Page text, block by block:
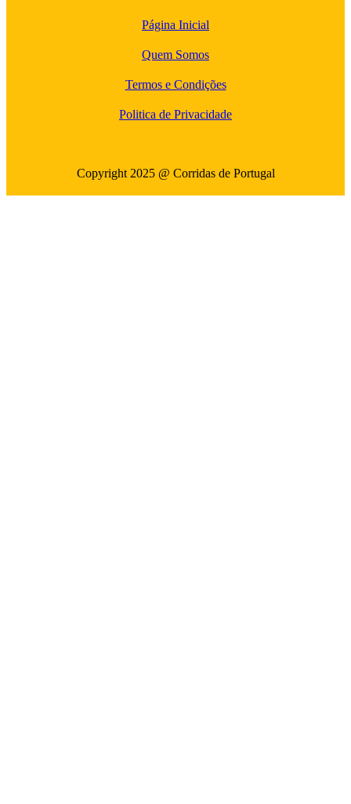
Página Inicial
Quem Somos
Termos e Condições
Politica de Privacidade
Copyright 2025 @ Corridas de Portugal